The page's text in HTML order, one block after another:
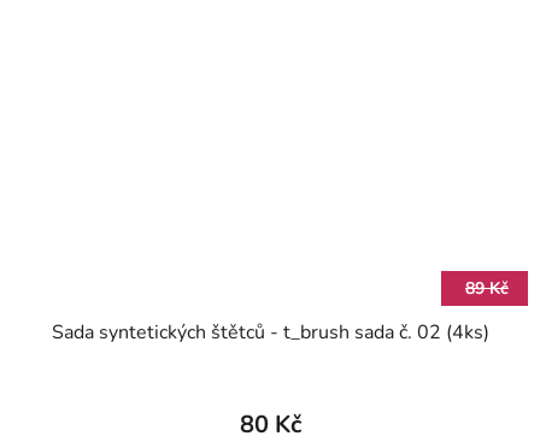
89 Kč
Sada syntetických štětců - t_brush sada č. 02 (4ks)
80 Kč